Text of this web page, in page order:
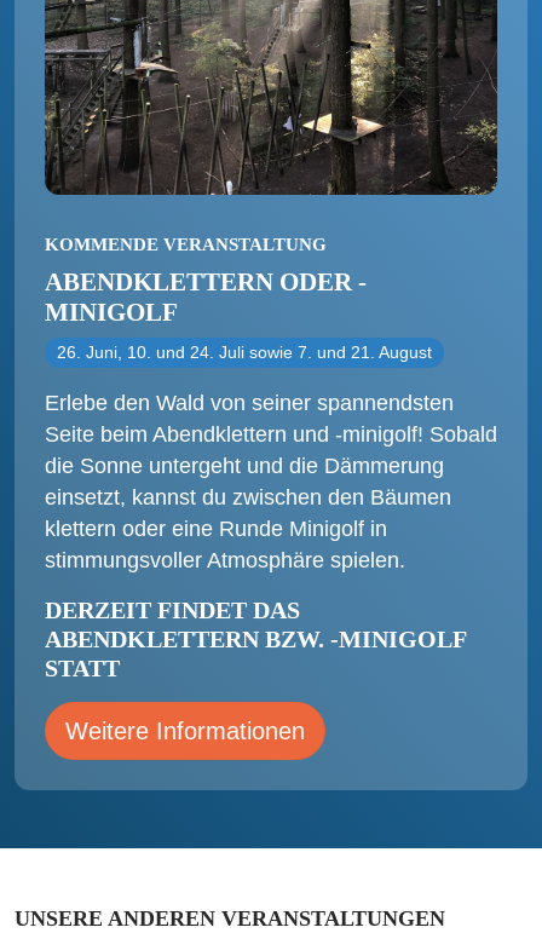
KOMMENDE VERANSTALTUNG
ABENDKLETTERN ODER -
MINIGOLF
26. Juni, 10. und 24. Juli sowie 7. und 21. August
Erlebe den Wald von seiner spannendsten
Seite beim Abendklettern und -minigolf! Sobald
die Sonne untergeht und die Dämmerung
einsetzt, kannst du zwischen den Bäumen
klettern oder eine Runde Minigolf in
stimmungsvoller Atmosphäre spielen.
DERZEIT FINDET DAS
ABENDKLETTERN BZW. -MINIGOLF
STATT
Weitere Informationen
UNSERE ANDEREN VERANSTALTUNGEN